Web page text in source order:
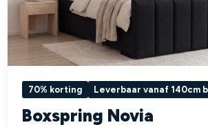
70% korting Leverbaar vanaf 140cm
Boxspring Novia